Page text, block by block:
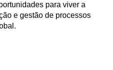
para viver a
e gestão de processos